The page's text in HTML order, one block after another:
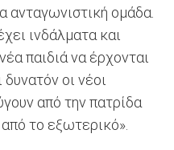
ανταγωνιστική ομάδα.
ινδάλματα και
παιδιά να έρχονται
οι νέοι
από την πατρίδα
το εξωτερικό».